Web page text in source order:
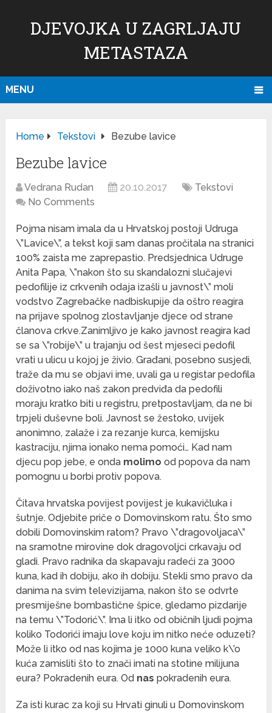
DJEVOJKA U ZAGRLJAJU
METASTAZA
MENU
Home Tekstovi Bezube lavice
Bezube lavice
Vedrana Rudan 20.10.2017
Tekstovi
No Comments
Pojma nisam imala da u Hrvatskoj postoji Udruga
\”Lavice\”, a tekst koji sam danas pročitala na stranici
100% zaista me zaprepastio. Predsjednica Udruge
Anita Papa, \”nakon što su skandalozni slučajevi
pedofilije iz crkvenih odaja izašli u javnost\” moli
vodstvo Zagrebačke nadbiskupije da oštro reagira
na prijave spolnog zlostavljanje djece od strane
članova crkve.Zanimljivo je kako javnost reagira kad
se sa \”robije\” u trajanju od šest mjeseci pedofil
vrati u ulicu u kojoj je živio. Građani, posebno susjedi,
traže da mu se objavi ime, uvali ga u registar pedofila
doživotno iako naš zakon predviđa da pedofili
moraju kratko biti u registru, pretpostavljam, da ne bi
trpjeli duševne boli. Javnost se žestoko, uvijek
anonimno, zalaže i za rezanje kurca, kemijsku
kastraciju, njima ionako nema pomoći… Kad nam
djecu pop jebe, e onda molimo od popova da nam
pomognu u borbi protiv popova.
Čitava hrvatska povijest povijest je kukavičluka i
šutnje. Odjebite priče o Domovinskom ratu. Što smo
dobili Domovinskim ratom? Pravo \”dragovoljaca\”
na sramotne mirovine dok dragovoljci crkavaju od
gladi. Pravo radnika da skapavaju radeći za 3000
kuna, kad ih dobiju, ako ih dobiju. Stekli smo pravo da
danima na svim televizijama, nakon što se odvrte
presmiješne bombastične špice, gledamo pizdarije
na temu \”Todorić\”. Ima li itko od običnih ljudi pojma
koliko Todorići imaju love koju im nitko neće oduzeti?
Može li itko od nas kojima je 1000 kuna veliko k\’o
kuća zamisliti što to znači imati na stotine milijuna
eura? Pokradenih eura. Od nas pokradenih eura.
Za isti kurac za koji su Hrvati ginuli u Domovinskom